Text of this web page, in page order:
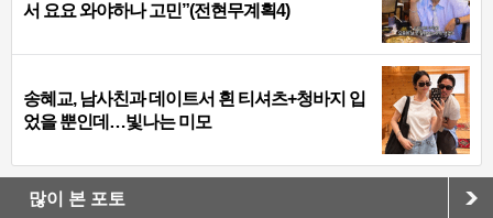
서 요요 와야하나 고민”(전현무계획4)
송혜교, 남사친과 데이트서 흰 티셔츠+청바지 입
었을 뿐인데…빛나는 미모
많이 본 포토